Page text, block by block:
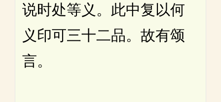
说时处等义。此中复以何
义印可三十二品。故有颂
言。